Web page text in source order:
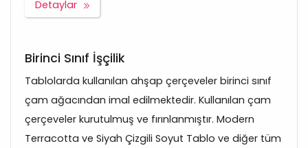
Detaylar
Birinci Sınıf İşçilik
Tablolarda kullanılan ahşap çerçeveler birinci sınıf
çam ağacından imal edilmektedir. Kullanılan çam
çerçeveler kurutulmuş ve fırınlanmıştır. Modern
Terracotta ve Siyah Çizgili Soyut Tablo ve diğer tüm